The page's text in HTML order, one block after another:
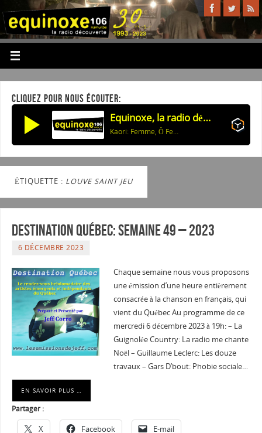
CLIQUEZ POUR NOUS ÉCOUTER:
Equinoxe, la radio découverte
Kaori: Femme, Ô Femme
ÉTIQUETTE : LOUVE SAINT JEU
Destination Québec: Semaine 49 – 2023
6 DÉCEMBRE 2023
Chaque semaine nous vous proposons
une émission d’une heure entièrement
consacrée à la chanson en français, qui
vient du Québec Au programme de ce
mercredi 6 décembre 2023 à 19h: – La
Guignolée Country: La radio me chante
Noël – Guillaume Leclerc: Les douze
travaux – Gars D’bout: Phobie sociale…
EN SAVOIR PLUS …
Partager :
X Facebook E-mail